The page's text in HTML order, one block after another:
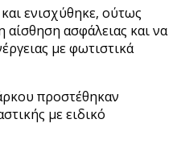
ενισχύθηκε, ούτως
ασφάλειας και να
με φωτιστικά
προστέθηκαν
με ειδικό